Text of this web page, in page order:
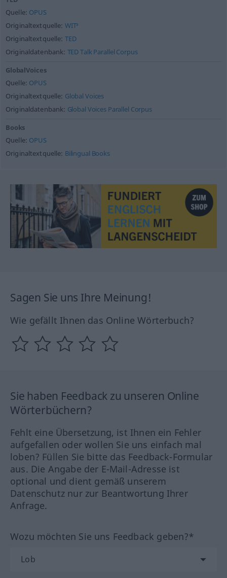
Quelle: OPUS
Originaltextquelle: WIT³
Originaltextquelle: TED
Originaldatenbank: TED Talk Parallel Corpus
GlobalVoices
Quelle: OPUS
Originaltextquelle: Global Voices
Originaldatenbank: Global Voices Parallel Corpus
Books
Quelle: OPUS
Originaltextquelle: Bilingual Books
Sagen Sie uns Ihre Meinung!
Wie gefällt Ihnen das Online Wörterbuch?
Sie haben Feedback zu unseren Online
Wörterbüchern?
Fehlt eine Übersetzung, ist Ihnen ein Fehler
aufgefallen oder wollen Sie uns einfach mal
loben? Füllen Sie bitte das Feedback-Formular
aus. Die Angabe der E-Mail-Adresse ist
optional und dient gemäß unserem
Datenschutz nur zur Beantwortung Ihrer
Anfrage.
Wozu möchten Sie uns Feedback geben?*